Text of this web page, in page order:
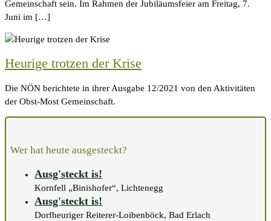
Gemeinschaft sein. Im Rahmen der Jubiläumsfeier am Freitag, 7.
Juni im […]
Heurige trotzen der Krise
Die NÖN berichtete in ihrer Ausgabe 12/2021 von den Aktivitäten
der Obst-Most Gemeinschaft.
Wer hat heute ausgesteckt?
Ausg'steckt is!
Kornfell „Binishofer“, Lichtenegg
Ausg'steckt is!
Dorfheuriger Reiterer-Loibenböck, Bad Erlach